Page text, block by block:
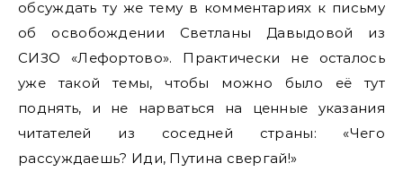
обсуждать ту же тему в комментариях к письму
об освобождении Светланы Давыдовой из
СИЗО «Лефортово». Практически не осталось
уже такой темы, чтобы можно было её тут
поднять, и не нарваться на ценные указания
читателей из соседней страны: «Чего
рассуждаешь? Иди, Путина свергай!»